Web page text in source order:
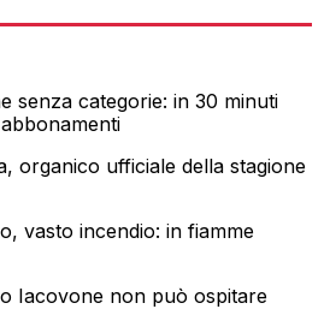
senza categorie: in 30 minuti
organico ufficiale della stagione
vasto incendio: in fiamme
Iacovone non può ospitare